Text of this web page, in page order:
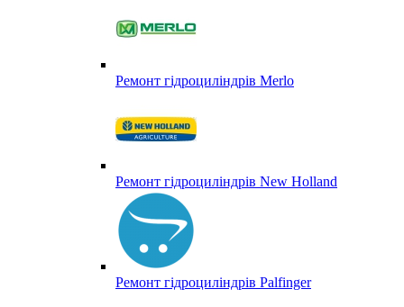
Ремонт гідроциліндрів Merlo
Ремонт гідроциліндрів New Holland
Ремонт гідроциліндрів Palfinger